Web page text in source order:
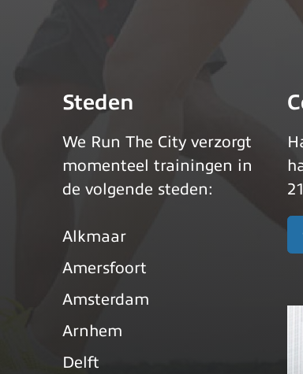
Steden
We Run The City verzorgt
momenteel trainingen in
de volgende steden:
Alkmaar
Amersfoort
Amsterdam
Arnhem
Delft